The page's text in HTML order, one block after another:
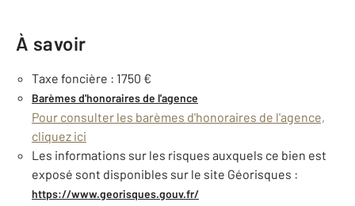
À savoir
Taxe foncière : 1750 €
Barèmes d'honoraires de l'agence
Pour consulter les barèmes d'honoraires de l'agence,
cliquez ici
Les informations sur les risques auxquels ce bien est
exposé sont disponibles sur le site Géorisques :
https://www.georisques.gouv.fr/